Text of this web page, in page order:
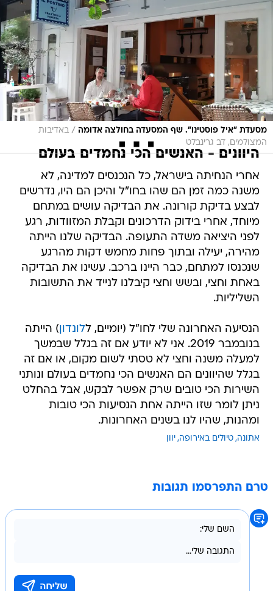
מסעדת "איל פוסטינו". שף המסעדה בחולצה אדומה / באדיבות
המצולמים, דב גרינבלט
היוונים - האנשים הכי נחמדים בעולם
אחרי הנחיתה בישראל, כל הנכנסים למדינה, לא
משנה כמה זמן הם שהו בחו"ל והיכן הם היו, נדרשים
לבצע בדיקת קורונה. את הבדיקה עושים במתחם
מיוחד, אחרי בידוק הדרכונים וקבלת המזוודות, רגע
לפני היציאה משדה התעופה. הבדיקה שלנו הייתה
מהירה, יעילה ובתוך פחות מחמש דקות מהרגע
שנכנסו למתחם, כבר היינו ברכב. עשינו את הבדיקה
באחת וחצי, ובשש וחצי קיבלנו לנייד את התשובות
השליליות.
הנסיעה האחרונה שלי לחו"ל (יומיים, ללונדון) הייתה
בנובמבר 2019. אני לא יודע אם זה בגלל שבמשך
למעלה משנה וחצי לא טסתי לשום מקום, או אם זה
בגלל שהיוונים הם האנשים הכי נחמדים בעולם ונותני
השירות הכי טובים שרק אפשר לבקש, אבל בהחלט
ניתן לומר שזו הייתה אחת הנסיעות הכי טובות
ומהנות, שהיו לנו בשנים האחרונות.
אתונה טיולים באירופה יוון
טרם התפרסמו תגובות